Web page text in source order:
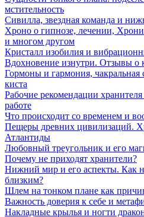
мстительность
Сивилла, звездная команда и
Хроно о гипнозе, лечении,
и многом другом
Кристалл изобилия и
Вдохновение изнутри. Отзывы о
Гормоны и гармония, чакральная
киста
Рабочие рекомендации
работе
Что происходит со временем и
Пещеры древних цивилизаций.
Атлантиды
Любовный треугольник и его
Почему не приходят хранители?
Нижний мир и его аспекты. Как
близким?
Шлем на тонком плане как
Важность доверия к себе и
Накладные крылья и ногти